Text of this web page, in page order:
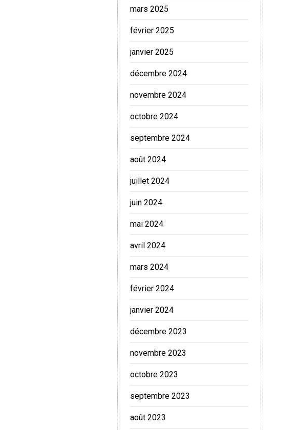
mars 2025
février 2025
janvier 2025
décembre 2024
novembre 2024
octobre 2024
septembre 2024
août 2024
juillet 2024
juin 2024
mai 2024
avril 2024
mars 2024
février 2024
janvier 2024
décembre 2023
novembre 2023
octobre 2023
septembre 2023
août 2023